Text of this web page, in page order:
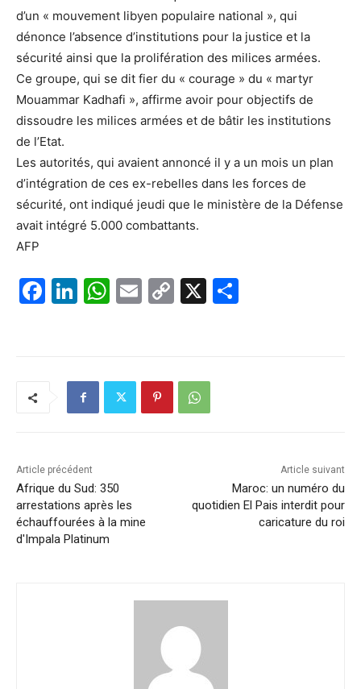
d’un « mouvement libyen populaire national », qui
dénonce l’absence d’institutions pour la justice et la
sécurité ainsi que la prolifération des milices armées.
Ce groupe, qui se dit fier du « courage » du « martyr
Mouammar Kadhafi », affirme avoir pour objectifs de
dissoudre les milices armées et de bâtir les institutions
de l’Etat.
Les autorités, qui avaient annoncé il y a un mois un plan
d’intégration de ces ex-rebelles dans les forces de
sécurité, ont indiqué jeudi que le ministère de la Défense
avait intégré 5.000 combattants.
AFP
F
k
Li
dI
n
W
A
p
E
C
Li
n
X
Article précédent
Afrique du Sud: 350
arrestations après les
échauffourées à la mine
d'Impala Platinum
Article suivant
Maroc: un numéro du
quotidien El Pais interdit pour
caricature du roi